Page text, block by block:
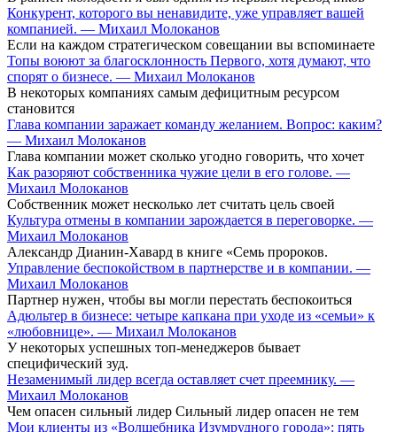
Конкурент, которого вы ненавидите, уже управляет вашей
компанией. — Михаил Молоканов
Если на каждом стратегическом совещании вы вспоминаете
Топы воюют за благосклонность Первого, хотя думают, что
спорят о бизнесе. — Михаил Молоканов
В некоторых компаниях самым дефицитным ресурсом
становится
Глава компании заражает команду желанием. Вопрос: каким?
— Михаил Молоканов
Глава компании может сколько угодно говорить, что хочет
Как разоряют собственника чужие цели в его голове. —
Михаил Молоканов
Собственник может несколько лет считать цель своей
Культура отмены в компании зарождается в переговорке. —
Михаил Молоканов
Александр Дианин-Хавард в книге «Семь пророков.
Управление беспокойством в партнерстве и в компании. —
Михаил Молоканов
Партнер нужен, чтобы вы могли перестать беспокоиться
Адюльтер в бизнесе: четыре капкана при уходе из «семьи» к
«любовнице». — Михаил Молоканов
У некоторых успешных топ-менеджеров бывает
специфический зуд.
Незаменимый лидер всегда оставляет счет преемнику. —
Михаил Молоканов
Чем опасен сильный лидер Сильный лидер опасен не тем
Мои клиенты из «Волшебника Изумрудного города»: пять